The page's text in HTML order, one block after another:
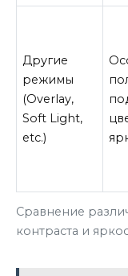
Сравнение
контраста и
Другие
режимы
(Overlay,
Soft Light,
etc.)